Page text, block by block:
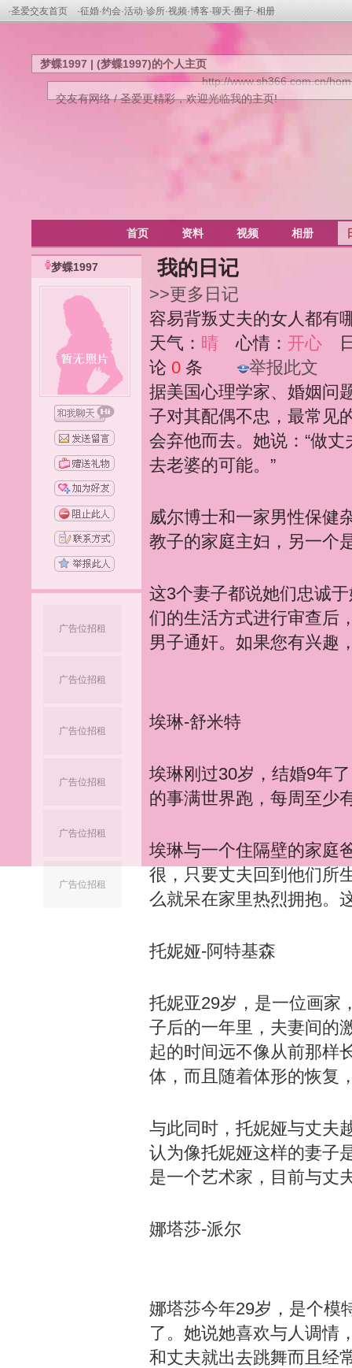
·圣爱交友首页 ·征婚·约会·活动·诊所·视频·博客·聊天· 圈子·相册
梦蝶1997 | (梦蝶1997)的个人主页
http://www.sh366.com.cn/
交友有网络 / 圣爱更精彩，欢迎光临我的主页!
首页 资料 视频 相册
梦蝶1997
广告位招租
广告位招租
广告位招租
广告位招租
广告位招租
广告位招租
我的日记
>>更多日记
容易背叛丈夫的女人都有
天气： 晴 心情： 开心
论 0 条
举报此文
据美国心理学家、婚姻问
子对其配偶不忠，最常见
会弃他而去。她说：“做
去老婆的可能。”
威尔博士和一家男性保健
教子的家庭主妇，另一个
这3个妻子都说她们忠诚
们的生活方式进行审查后
男子通奸。如果您有兴趣
埃琳-舒米特
埃琳刚过30岁，结婚9年
的事满世界跑，每周至少
埃琳与一个住隔壁的家庭
很，只要丈夫回到他们所
么就呆在家里热烈拥抱。
托妮娅-阿特基森
托妮亚29岁，是一位画家
子后的一年里，夫妻间的
起的时间远不像从前那样
体，而且随着体形的恢复
与此同时，托妮娅与丈夫
认为像托妮娅这样的妻子
是一个艺术家，目前与丈
娜塔莎-派尔
娜塔莎今年29岁，是个模
了。她说她喜欢与人调情
和丈夫就出去跳舞而且经